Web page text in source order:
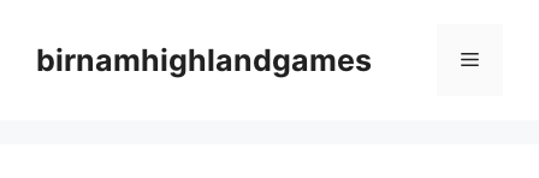
contentbirnamhighlandgames Menu